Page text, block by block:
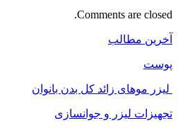
Comments are closed.
آخرین مطالب
پوست
لیزر موهای زائد کل بدن بانوان
تجهیزات لیزر و جوانسازی